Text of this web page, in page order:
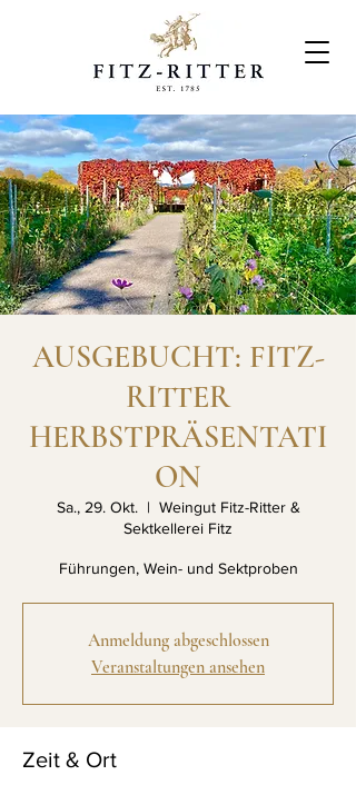
AUSGEBUCHT: FITZ-
RITTER
HERBSTPRÄSENTATI
ON
Sa., 29. Okt.
  |
Weingut Fitz-Ritter &
Sektkellerei Fitz
Führungen, Wein- und Sektproben
Anmeldung abgeschlossen
Veranstaltungen ansehen
Zeit & Ort